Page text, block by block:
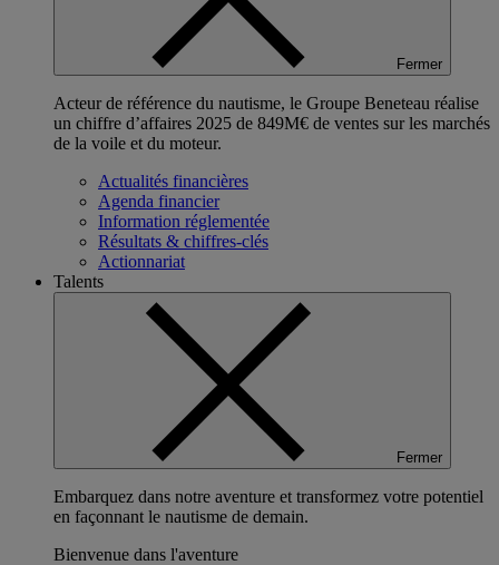
Fermer
Acteur de référence du nautisme, le Groupe Beneteau réalise
un chiffre d’affaires 2025 de 849M€ de ventes sur les marchés
de la voile et du moteur.
Actualités financières
Agenda financier
Information réglementée
Résultats & chiffres-clés
Actionnariat
Talents
Fermer
Embarquez dans notre aventure et transformez votre potentiel
en façonnant le nautisme de demain.
Bienvenue dans l'aventure